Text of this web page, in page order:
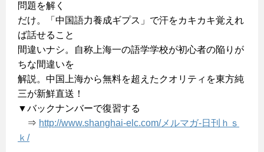
問題を解く
だけ。「中国語力養成ギプス」で汗をカキカキ覚えれ
ば話せること
間違いナシ。自称上海一の語学学校が初心者の陥りが
ちな間違いを
解説。中国上海から無料を超えたクオリティを東方純
三が新鮮直送！
▼バックナンバーで復習する
⇒ http://www.shanghai-elc.com/メルマガ-日刊ｈｓ
ｋ/